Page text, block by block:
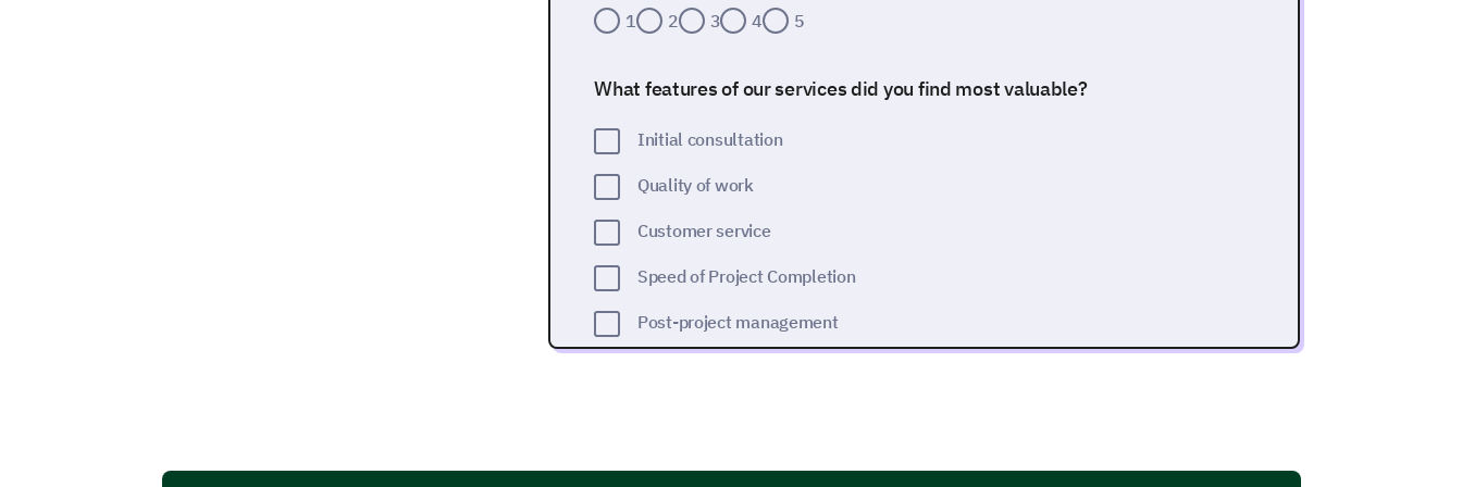
1 2 3 4 5
What features of our services did you find most valuable?
Initial consultation
Quality of work
Customer service
Speed of Project Completion
Post-project management